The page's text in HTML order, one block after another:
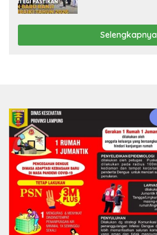
Selengkapnya